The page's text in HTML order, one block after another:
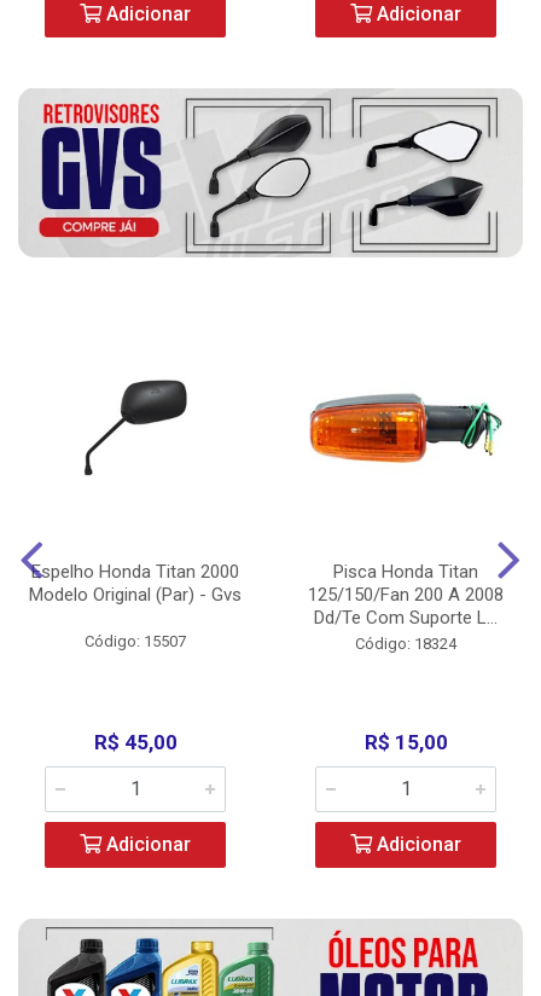
Adicionar Adicionar
Espelho Honda Titan 2000
Modelo Original (Par) - Gvs
Código: 15507
R$ 45,00
Adicionar
Pisca Honda Titan
125/150/Fan 200 A 2008
Dd/Te Com Suporte L...
Código: 18324
R$ 15,00
Adicionar